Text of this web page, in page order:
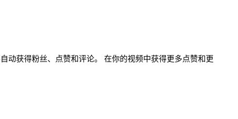
动获得粉丝、点赞和评论。 在你的视频中获得更多点赞和更